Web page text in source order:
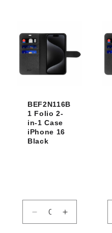
Title
Title
BEF2N116B
1 Folio 2-
in-1 Case
iPhone 16
Black
Réduire
la
Augmenter
la